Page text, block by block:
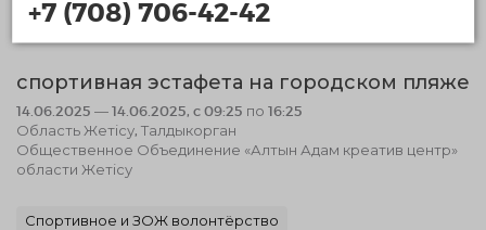
спортивная эстафета на городском пляже
14.06.2025 — 14.06.2025, c 09:25 по 16:25
Область Жетісу, Талдыкорган
Общественное Объединение «Алтын Адам креатив центр»
области Жетісу
Спортивное и ЗОЖ волонтёрство
+7 (708) 706-42-42